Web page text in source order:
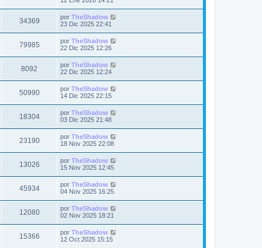
e
a
s
s
a
j
e
t
a
s
o
m
e
n
s
a
j
e
i
t
a
m
o
m
e
n
s
a
j
e
34369V
i
a
s
Ú
l
m
o
m
e
n
s
a
j
e
por TheShadow
23 Dic 2025 22:41
79985V
i
t
a
s
Ú
l
m
o
m
e
n
s
a
j
e
por TheShadow
22 Dic 2025 12:26
8092
i
t
a
s
Ú
l
m
o
m
e
n
s
a
j
e
por TheShadow
22 Dic 2025 12:24
50990V
i
t
a
s
Ú
m
o
m
e
n
s
a
j
e
por TheShadow
14 Dic 2025 22:15
18304V
i
t
a
s
Ú
l
m
o
m
e
n
s
a
j
e
por TheShadow
03 Dic 2025 21:48
23190V
i
t
a
s
Ú
m
o
m
e
n
s
a
j
e
por TheShadow
18 Nov 2025 22:08
13026V
i
t
a
s
Ú
m
o
m
e
n
s
a
j
e
por TheShadow
15 Nov 2025 12:45
45934V
i
t
Ú
l
m
o
m
e
n
por TheShadow
04 Nov 2025 16:25
12080V
i
Ú
l
m
o
por TheShadow
02 Nov 2025 18:21
15366V
Ú
por TheShadow
12 Oct 2025 15:15